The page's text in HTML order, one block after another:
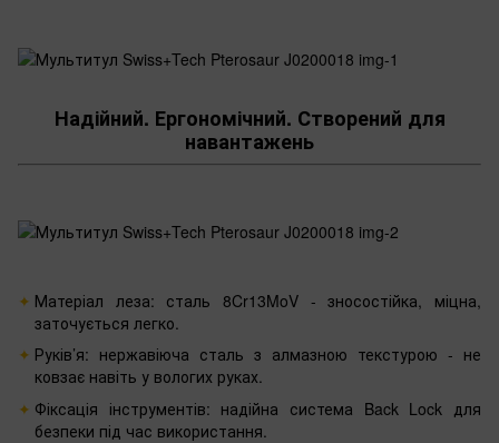
Надійний. Ергономічний. Створений для
навантажень
Матеріал леза: сталь 8Cr13MoV - зносостійка, міцна,
заточується легко.
Руків’я: нержавіюча сталь з алмазною текстурою - не
ковзає навіть у вологих руках.
Фіксація інструментів: надійна система Back Lock для
безпеки під час використання.